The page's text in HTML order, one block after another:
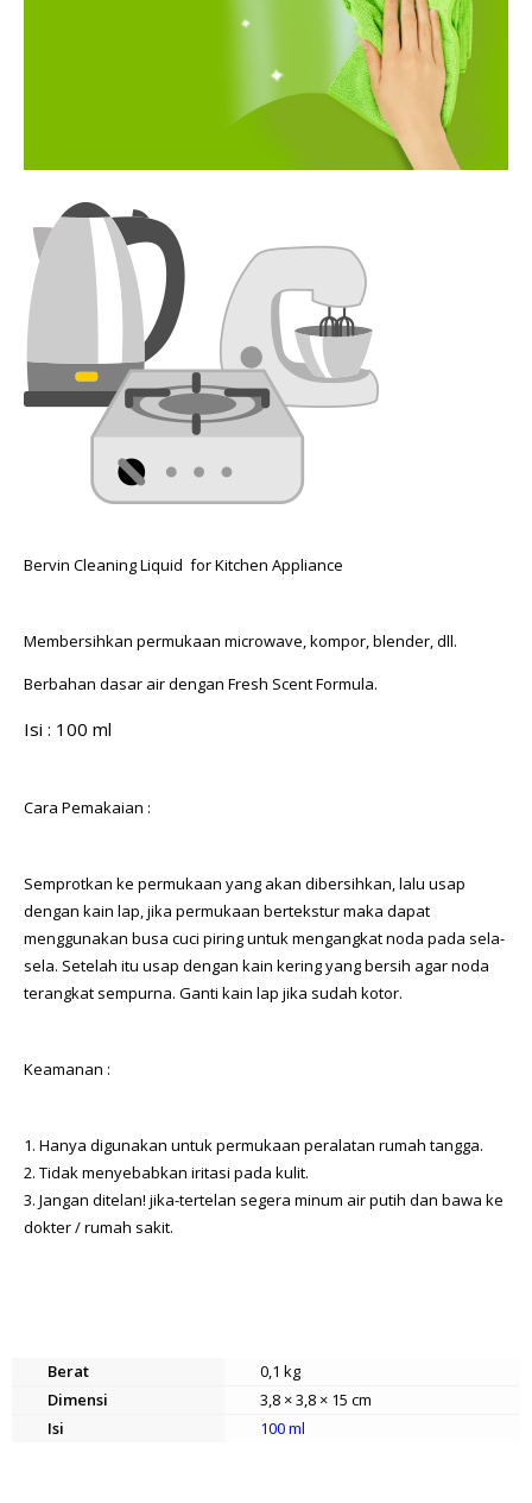
Bervin Cleaning Liquid for Kitchen Appliance
Membersihkan permukaan microwave, kompor, blender, dll.
Berbahan dasar air dengan Fresh Scent Formula.
Isi : 100 ml
Cara Pemakaian :
Semprotkan ke permukaan yang akan dibersihkan, lalu usap
dengan kain lap, jika permukaan bertekstur maka dapat
menggunakan busa cuci piring untuk mengangkat noda pada sela-
sela. Setelah itu usap dengan kain kering yang bersih agar noda
terangkat sempurna. Ganti kain lap jika sudah kotor.
Keamanan :
1. Hanya digunakan untuk permukaan peralatan rumah tangga.
2. Tidak menyebabkan iritasi pada kulit.
3. Jangan ditelan! jika-tertelan segera minum air putih dan bawa ke
dokter / rumah sakit.
Berat
0,1 kg
Dimensi
3,8 × 3,8 × 15 cm
Isi
100 ml